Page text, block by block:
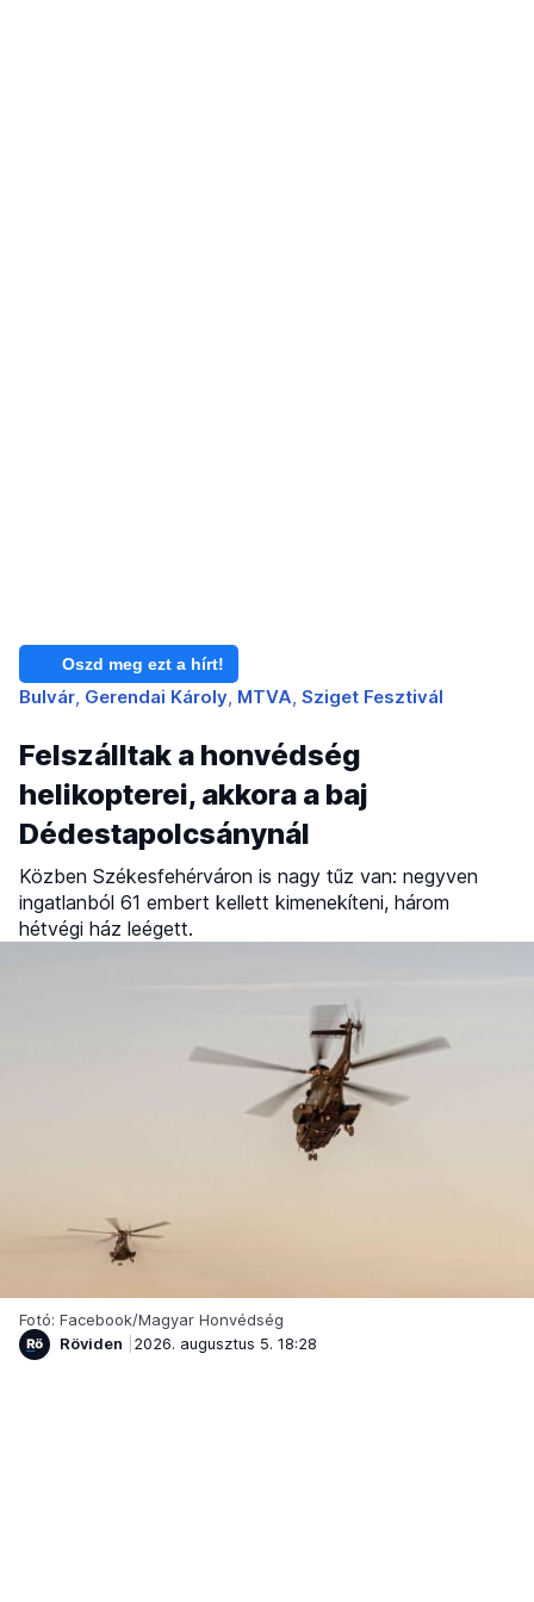
Oszd meg ezt a hírt!
Bulvár Gerendai Károly MTVA Sziget Fesztivál
Felszálltak a honvédség
helikopterei, akkora a baj
Dédestapolcsánynál
Közben Székesfehérváron is nagy tűz van: negyven
ingatlanból 61 embert kellett kimenekíteni, három
hétvégi ház leégett.
Fotó: Facebook/Magyar Honvédség
Röviden
2026. augusztus 5. 18:28